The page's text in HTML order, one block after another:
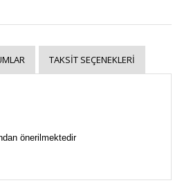
TAKSIT SEÇENEKLERI
önerilmektedir